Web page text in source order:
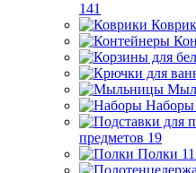
141
Наборы
предметов 19
Полки